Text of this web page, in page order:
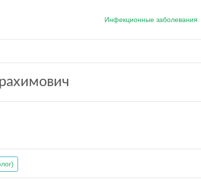
Инфекционные заболевания